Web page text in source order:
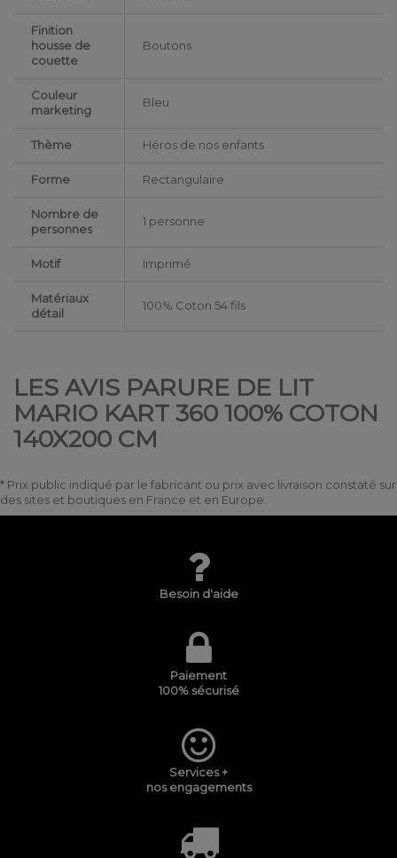
Finition
housse de
couette
Boutons
Couleur
marketing
Bleu
Thème Héros de nos enfants
Forme Rectangulaire
Nombre de
personnes
1 personne
Motif Imprimé
Matériaux
détail
100% Coton 54 fils
LES AVIS PARURE DE LIT
MARIO KART 360 100% COTON
140X200 CM
* Prix public indiqué par le fabricant ou prix avec livraison constaté sur
des sites et boutiques en France et en Europe.
Besoin d'aide
Paiement
100% sécurisé
Services +
nos engagements